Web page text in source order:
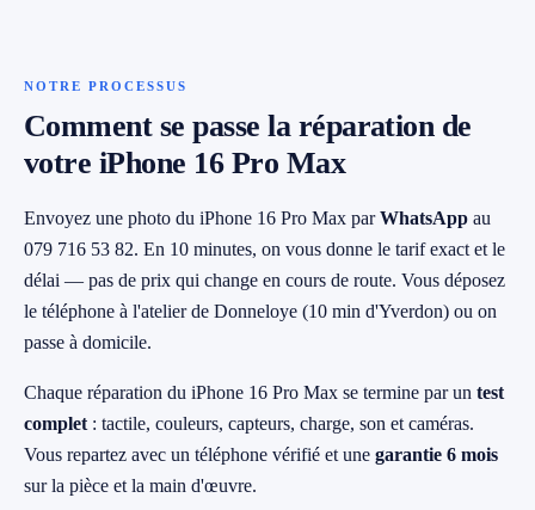
NOTRE PROCESSUS
Comment se passe la réparation de
votre iPhone 16 Pro Max
Envoyez une photo du iPhone 16 Pro Max parWhatsApp au
079 716 53 82. En 10 minutes, on vous donne le tarif exact et le
délai — pas de prix qui change en cours de route. Vous déposez
le téléphone à l'atelier de Donneloye (10 min d'Yverdon) ou on
passe à domicile.
Chaque réparation du iPhone 16 Pro Max se termine par un test
complet : tactile, couleurs, capteurs, charge, son et caméras.
Vous repartez avec un téléphone vérifié et une garantie 6 mois
sur la pièce et la main d'œuvre.